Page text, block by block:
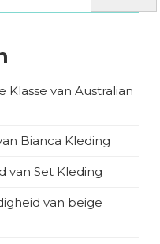
Klasse van Australian
Bianca Kleding
van Set Kleding
van beige